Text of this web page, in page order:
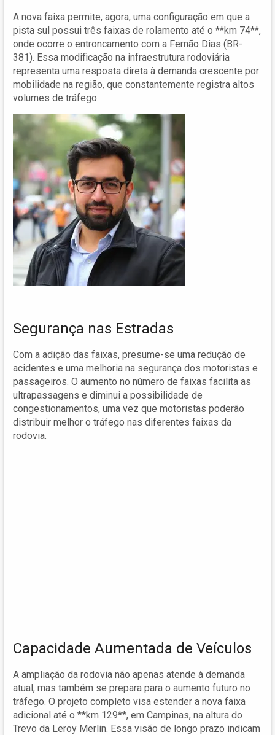
A nova faixa permite, agora, uma configuração em que a
pista sul possui três faixas de rolamento até o **km 74**,
onde ocorre o entroncamento com a Fernão Dias (BR-
381). Essa modificação na infraestrutura rodoviária
representa uma resposta direta à demanda crescente por
mobilidade na região, que constantemente registra altos
volumes de tráfego.
Segurança nas Estradas
Com a adição das faixas, presume-se uma redução de
acidentes e uma melhoria na segurança dos motoristas e
passageiros. O aumento no número de faixas facilita as
ultrapassagens e diminui a possibilidade de
congestionamentos, uma vez que motoristas poderão
distribuir melhor o tráfego nas diferentes faixas da
rodovia.
Capacidade Aumentada de Veículos
A ampliação da rodovia não apenas atende à demanda
atual, mas também se prepara para o aumento futuro no
tráfego. O projeto completo visa estender a nova faixa
adicional até o **km 129**, em Campinas, na altura do
Trevo da Leroy Merlin. Essa visão de longo prazo indicam